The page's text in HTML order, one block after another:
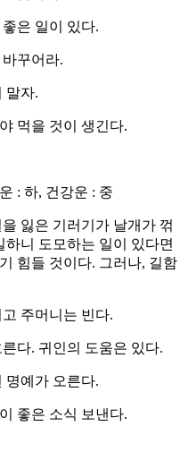
은 일이 있다.
꾸어라.
말자.
먹을 것이 생긴다.
: 하, 건강운 : 중
잃은 기러기가 날개가 꺾
하니 도모하는 일이 있다면
힘들 것이다. 그러나, 길함
주머니는 빈다.
다. 귀인의 도움은 있다.
명예가 오른다.
좋은 소식 보낸다.